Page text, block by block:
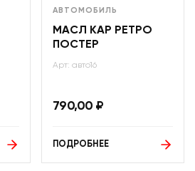
АВТОМОБИЛЬ
МАСЛ КАР РЕТРО
ПОСТЕР
Арт: авто16
790,00 ₽
ПОДРОБНЕЕ